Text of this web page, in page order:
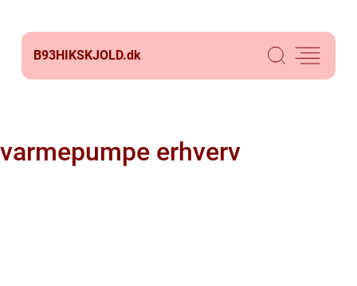
B93HIKSKJOLD.dk
varmepumpe erhverv